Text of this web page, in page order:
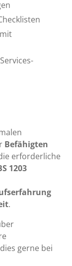
Befähigten
erforderliche
1203
.
gerne bei